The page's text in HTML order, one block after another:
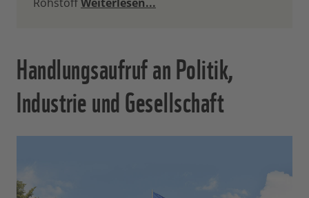
Handlungsaufruf an Politik,
Industrie und Gesellschaft